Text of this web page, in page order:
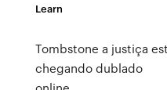
Learn
Tombstone a justiça
chegando dublado